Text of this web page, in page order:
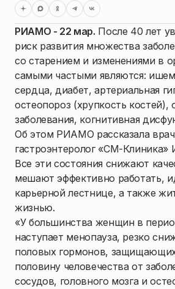
РИАМО - 22 мар. После 40 лет
риск развития множества
со старением и изменениями в
самыми частыми являются:
сердца, диабет, артериальная
остеопороз (хрупкость костей),
заболевания, когнитивная
Об этом РИАМО рассказала
гастроэнтеролог «СМ-Клиника»
Все эти состояния снижают
мешают эффективно работать,
карьерной лестнице, а также
жизнью.
«У большинства женщин в
наступает менопауза, резко
половых гормонов,
половину человечества от
сосудов, головного мозга и